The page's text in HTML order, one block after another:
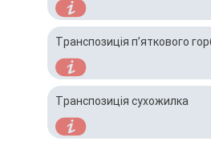
Транспозиція п’яткового
Транспозиція сухожилка